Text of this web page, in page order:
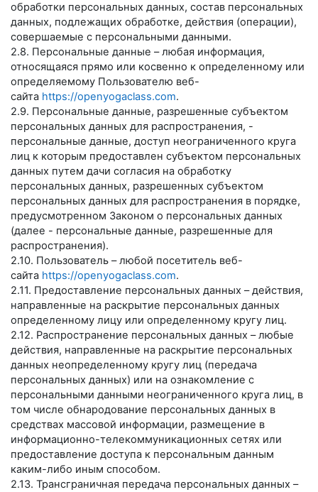
обработки персональных данных, состав персональных
данных, подлежащих обработке, действия (операции),
совершаемые с персональными данными.
2.8. Персональные данные – любая информация,
относящаяся прямо или косвенно к определенному или
определяемому Пользователю веб-
сайта https://openyogaclass.com.
2.9. Персональные данные, разрешенные субъектом
персональных данных для распространения, -
персональные данные, доступ неограниченного круга
лиц к которым предоставлен субъектом персональных
данных путем дачи согласия на обработку
персональных данных, разрешенных субъектом
персональных данных для распространения в порядке,
предусмотренном Законом о персональных данных
(далее - персональные данные, разрешенные для
распространения).
2.10. Пользователь – любой посетитель веб-
сайта https://openyogaclass.com.
2.11. Предоставление персональных данных – действия,
направленные на раскрытие персональных данных
определенному лицу или определенному кругу лиц.
2.12. Распространение персональных данных – любые
действия, направленные на раскрытие персональных
данных неопределенному кругу лиц (передача
персональных данных) или на ознакомление с
персональными данными неограниченного круга лиц, в
том числе обнародование персональных данных в
средствах массовой информации, размещение в
информационно-телекоммуникационных сетях или
предоставление доступа к персональным данным
каким-либо иным способом.
2.13. Трансграничная передача персональных данных –